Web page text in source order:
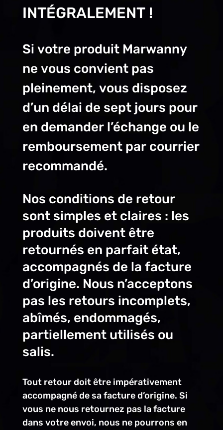
INTÉGRALEMENT !
Si votre produit Marwanny
ne vous convient pas
pleinement, vous disposez
d’un délai de sept jours pour
en demander l’échange ou le
remboursement par courrier
recommandé.
Nos conditions de retour
sont simples et claires : les
produits doivent être
retournés en parfait état,
accompagnés de la facture
d’origine. Nous n’acceptons
pas les retours incomplets,
abîmés, endommagés,
partiellement utilisés ou
salis.
Tout retour doit être impérativement
accompagné de sa facture d’origine. Si
vous ne nous retournez pas la facture
dans votre envoi, nous ne pourrons en